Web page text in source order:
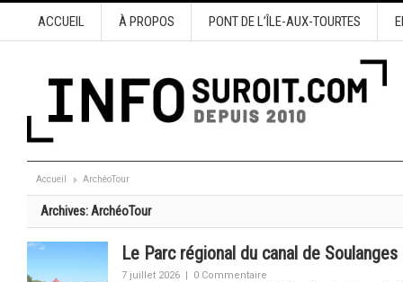
ACCUEIL À PROPOS PONT DE L’ÎLE-AUX-TOURTES
Accueil ArchéoTour
Archives:ArchéoTour
Le Parc régional du canal de
7 juillet 2026 | 0 Commentaire